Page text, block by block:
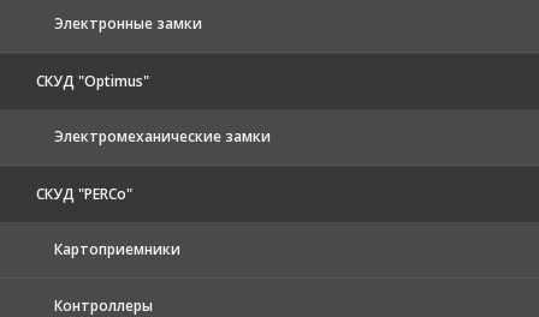
Электронные замки
СКУД "Optimus"
Электромеханические замки
СКУД "PERCo"
Картоприемники
Контроллеры